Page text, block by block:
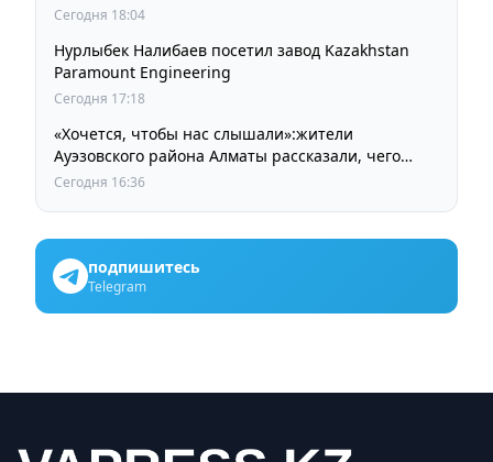
Сегодня 18:04
Нурлыбек Налибаев посетил завод Kazakhstan
Paramount Engineering
Сегодня 17:18
«Хочется, чтобы нас слышали»:жители
Ауэзовского района Алматы рассказали, чего
ждут от выборов депутатов Курултая
Сегодня 16:36
подпишитесь
Telegram